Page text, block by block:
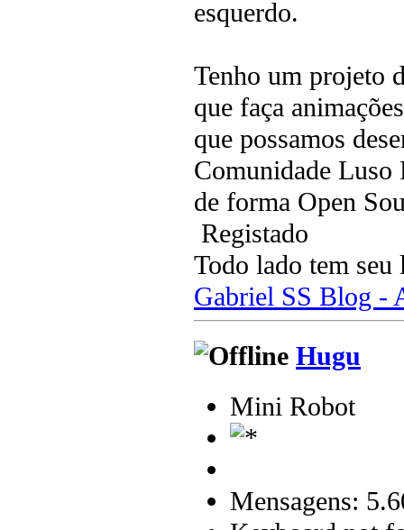
esquerdo.
Tenho um projeto
que faça
que possamos
Comunidade
de forma Open
Registado
Todo lado tem
Gabriel SS Blog -
Hugu
Mini Robot
Mensagens: